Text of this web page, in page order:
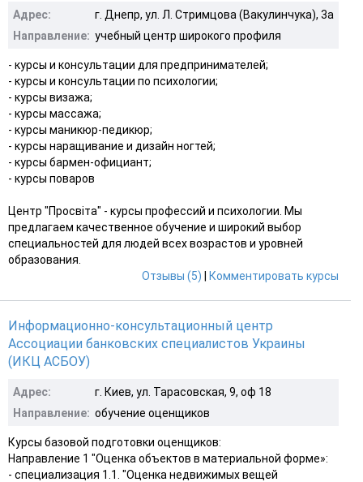
Адрес:
г. Днепр, ул. Л. Стримцова (Вакулинчука), 3а
Направление: учебный центр широкого профиля
- курсы и консультации для предпринимателей;
- курсы и консультации по психологии;
- курсы визажа;
- курсы массажа;
- курсы маникюр-педикюр;
- курсы наращивание и дизайн ногтей;
- курсы бармен-официант;
- курсы поваров
Центр "Просвiта" - курсы профессий и психологии. Мы
предлагаем качественное обучение и широкий выбор
специальностей для людей всех возрастов и уровней
образования.
Отзывы (5)
Комментировать курсы
Информационно-консультационный центр
Ассоциации банковских специалистов Украины
(ИКЦ АСБОУ)
Адрес:
г. Киев, ул. Тарасовская, 9, оф 18
Направление: обучение оценщиков
Курсы базовой подготовки оценщиков:
Направление 1 "Оценка объектов в материальной форме»:
- специализация 1.1. "Оценка недвижимых вещей